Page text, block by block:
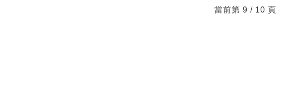
當前第 9 / 10 頁